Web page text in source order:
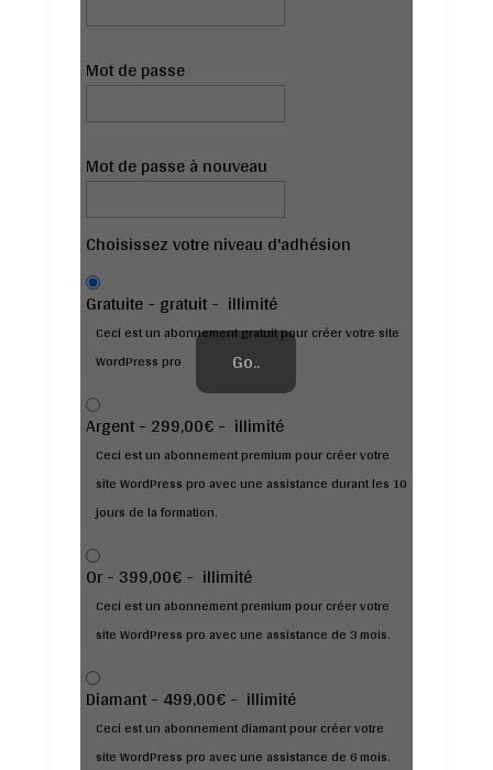
Mot de passe
Mot de passe à nouveau
Choisissez votre niveau d'adhésion
Gratuite- gratuit- illimité
Ceci est un abonnement gratuit pour créer votre site
WordPress pro
Argent- 299,00€- illimité
Ceci est un abonnement premium pour créer votre
site WordPress pro avec une assistance durant les 10
jours de la formation.
Or- 399,00€- illimité
Ceci est un abonnement premium pour créer votre
site WordPress pro avec une assistance de 3 mois.
Diamant- 499,00€- illimité
Ceci est un abonnement diamant pour créer votre
site WordPress pro avec une assistance de 6 mois.
Go..